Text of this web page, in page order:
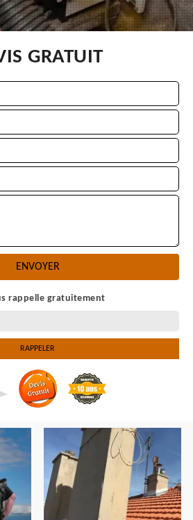
GRATUIT
rappelle gratuitement